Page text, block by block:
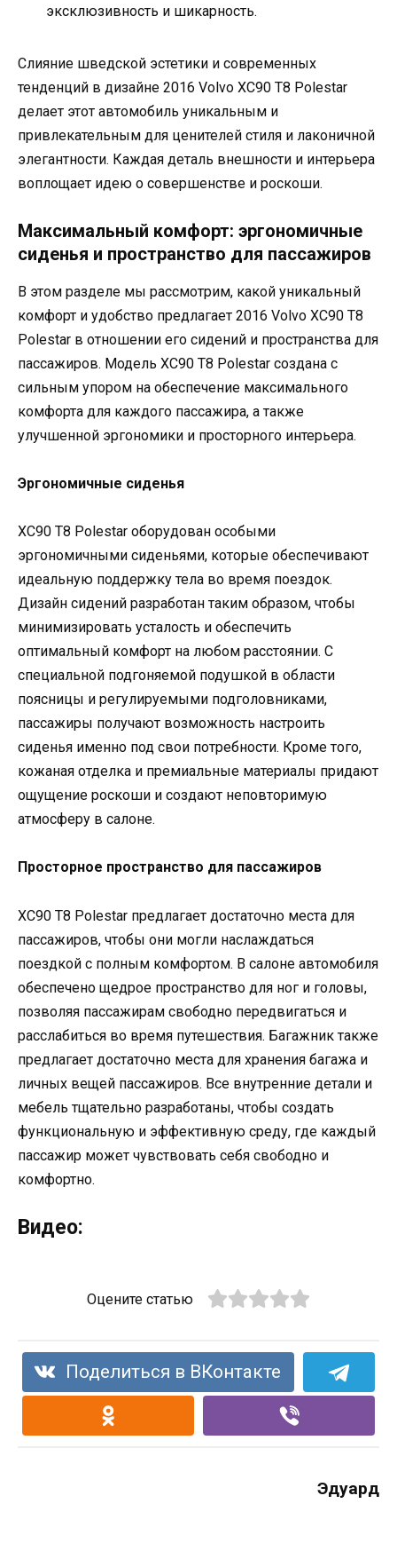
эксклюзивность и шикарность.
Слияние шведской эстетики и современных
тенденций в дизайне 2016 Volvo XC90 T8 Polestar
делает этот автомобиль уникальным и
привлекательным для ценителей стиля и лаконичной
элегантности. Каждая деталь внешности и интерьера
воплощает идею о совершенстве и роскоши.
Максимальный комфорт: эргономичные
сиденья и пространство для пассажиров
В этом разделе мы рассмотрим, какой уникальный
комфорт и удобство предлагает 2016 Volvo XC90 T8
Polestar в отношении его сидений и пространства для
пассажиров. Модель XC90 T8 Polestar создана с
сильным упором на обеспечение максимального
комфорта для каждого пассажира, а также
улучшенной эргономики и просторного интерьера.
Эргономичные сиденья
XC90 T8 Polestar оборудован особыми
эргономичными сиденьями, которые обеспечивают
идеальную поддержку тела во время поездок.
Дизайн сидений разработан таким образом, чтобы
минимизировать усталость и обеспечить
оптимальный комфорт на любом расстоянии. С
специальной подгоняемой подушкой в области
поясницы и регулируемыми подголовниками,
пассажиры получают возможность настроить
сиденья именно под свои потребности. Кроме того,
кожаная отделка и премиальные материалы придают
ощущение роскоши и создают неповторимую
атмосферу в салоне.
Просторное пространство для пассажиров
XC90 T8 Polestar предлагает достаточно места для
пассажиров, чтобы они могли наслаждаться
поездкой с полным комфортом. В салоне автомобиля
обеспечено щедрое пространство для ног и головы,
позволяя пассажирам свободно передвигаться и
расслабиться во время путешествия. Багажник также
предлагает достаточно места для хранения багажа и
личных вещей пассажиров. Все внутренние детали и
мебель тщательно разработаны, чтобы создать
функциональную и эффективную среду, где каждый
пассажир может чувствовать себя свободно и
комфортно.
Видео:
Оцените статью
Поделиться в ВКонтакте
Эдуард